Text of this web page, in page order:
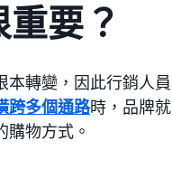
要？
轉變，因此行銷人
跨多個通路時，品牌
物方式。